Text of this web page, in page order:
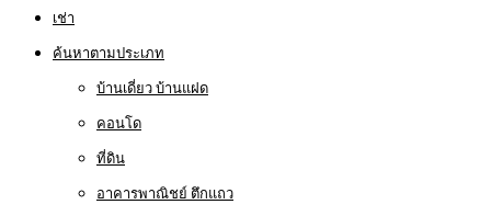
เช่า
ค้นหาตามประเภท
บ้านเดี่ยว บ้านแฝด
คอนโด
ที่ดิน
อาคารพาณิชย์ ตึกแถว